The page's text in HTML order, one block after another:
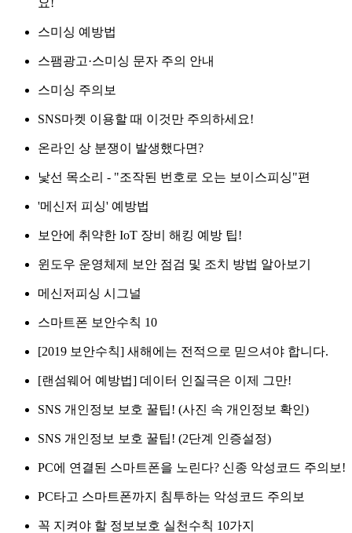
스미싱 예방법
스팸광고·스미싱 문자 주의 안내
스미싱 주의보
SNS마켓 이용할 때 이것만 주의하세요!
온라인 상 분쟁이 발생했다면?
낯선 목소리 - "조작된 번호로 오는 보이스피싱"편
'메신저 피싱' 예방법
보안에 취약한 IoT 장비 해킹 예방 팁!
윈도우 운영체제 보안 점검 및 조치 방법 알아보기
메신저피싱 시그널
스마트폰 보안수칙 10
[2019 보안수칙] 새해에는 전적으로 믿으셔야 합니다.
[랜섬웨어 예방법] 데이터 인질극은 이제 그만!
SNS 개인정보 보호 꿀팁! (사진 속 개인정보 확인)
SNS 개인정보 보호 꿀팁! (2단계 인증설정)
PC에 연결된 스마트폰을 노린다? 신종 악성코드 주의보!
PC타고 스마트폰까지 침투하는 악성코드 주의보
꼭 지켜야 할 정보보호 실천수칙 10가지